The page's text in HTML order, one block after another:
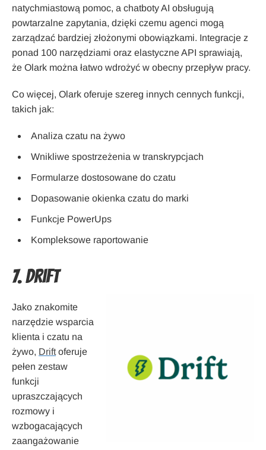
natychmiastową pomoc, a chatboty AI obsługują
powtarzalne zapytania, dzięki czemu agenci mogą
zarządzać bardziej złożonymi obowiązkami. Integracje z
ponad 100 narzędziami oraz elastyczne API sprawiają,
że Olark można łatwo wdrożyć w obecny przepływ pracy.
Co więcej, Olark oferuje szereg innych cennych funkcji,
takich jak:
Analiza czatu na żywo
Wnikliwe spostrzeżenia w transkrypcjach
Formularze dostosowane do czatu
Dopasowanie okienka czatu do marki
Funkcje PowerUps
Kompleksowe raportowanie
7. Drift
Jako znakomite
narzędzie wsparcia
klienta i czatu na
żywo, Drift oferuje
pełen zestaw
funkcji
upraszczających
rozmowy i
wzbogacających
zaangażowanie